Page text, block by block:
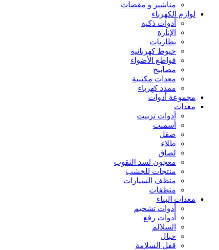
مناشير و مقصات
لوازم الكهرباء
أدوات ذكية
الإنارة
بطاريات
خيوط كهربائية
قواطع الأضواء
مصابيح
معدات مكتبية
ممدد كهرباء
مجموعة أدوات
معدات
أدوات تزييت
أسمنت
صقل
طلاء
لصاق
معجون لسد الثقوب
منتجات للخشب
منظف السيارات
منظفات
معدات البناء
أدوات تشحيم
أدوات رفع
السلالم
حبال
قفل السلامة